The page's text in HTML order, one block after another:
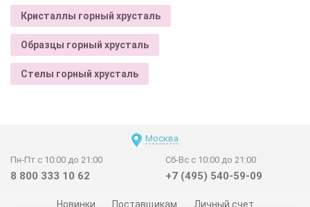
Кристаллы горный хрусталь
Образцы горный хрусталь
Стелы горный хрусталь
Москва
Пн-Пт с 10:00 до 21:00
8 800 333 10 62
Сб-Вс с 10:00 до 21:00
+7 (495) 540-59-09
Новинки Поставщикам Личный счет